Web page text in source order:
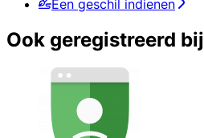
Een geschil indienen
Ook geregistreerd bij